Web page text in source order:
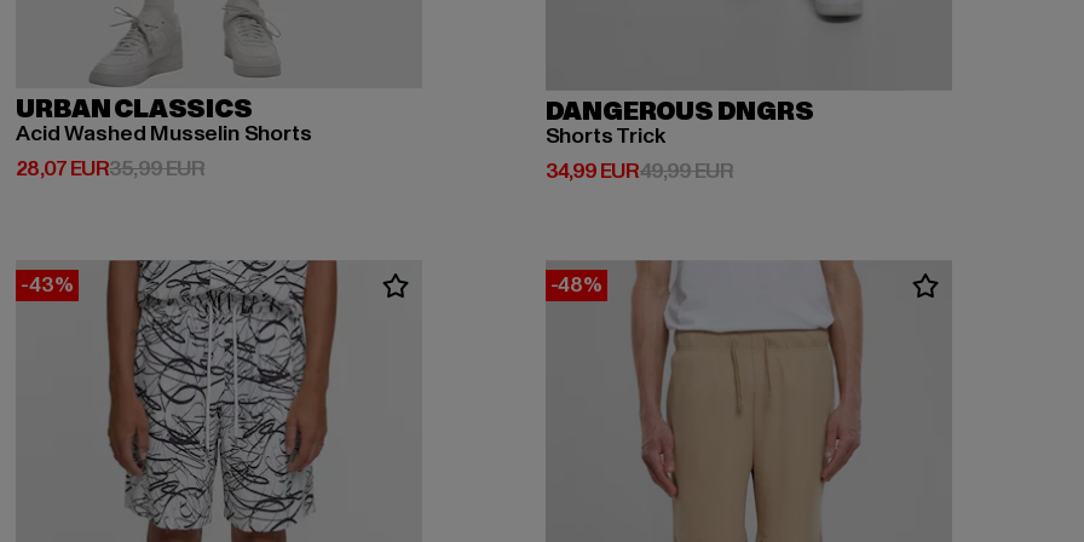
URBAN CLASSICS
Acid Washed Musselin Shorts
28,07 EUR
Derzeitiger Preis: 28,07 EUR
35,99 EURAktionspreis: 35,99 EUR
DANGEROUS DNGRS
Shorts Trick
34,99 EUR
Derzeitiger Preis: 34,99 EUR
49,99 EURAktionspreis: 49,99 EUR
-43% -48%